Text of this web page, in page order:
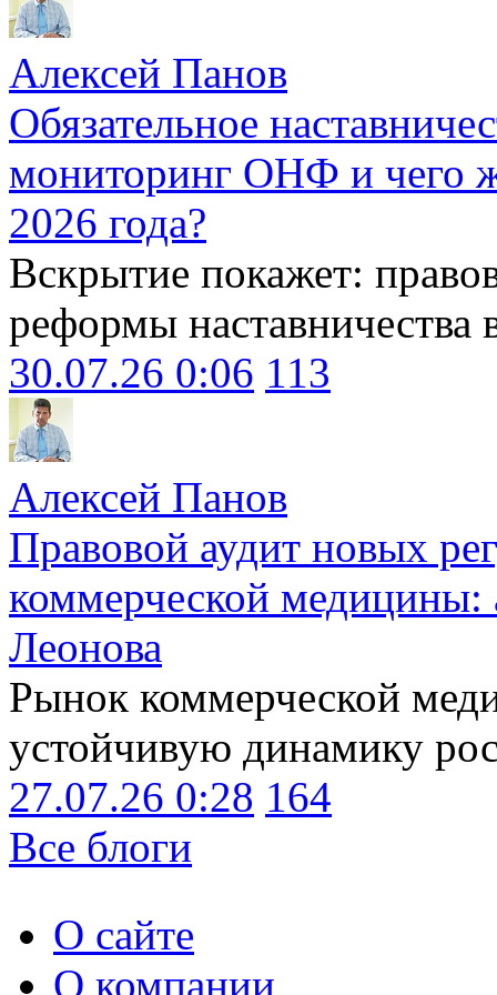
Алексей Панов
Обязательное
мониторинг ОНФ и чего
2026 года?
Вскрытие покажет:
реформы наставничества
30.07.26 0:06 113
Алексей Панов
Правовой аудит новых
коммерческой медицины:
Леонова
Рынок коммерческой
устойчивую динамику
27.07.26 0:28 164
Все блоги
О сайте
О компании